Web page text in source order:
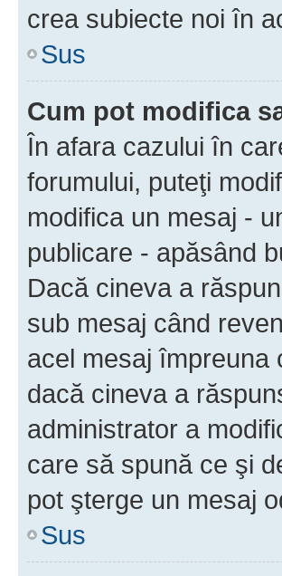
crea subiecte noi în
Sus
Cum pot modifica
În afara cazului în
forumului, puteţi
modifica un mesaj -
publicare - apăsând
Dacă cineva a
sub mesaj când
acel mesaj împreuna
dacă cineva a
administrator a
care să spună ce şi
pot şterge un mesaj
Sus